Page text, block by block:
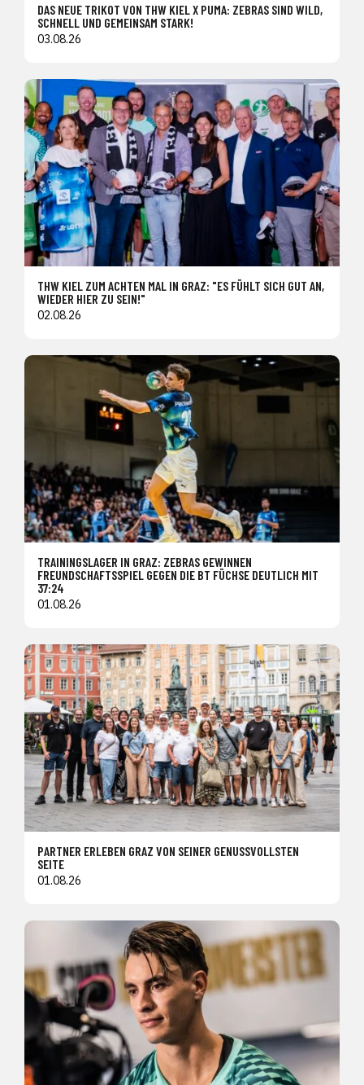
DAS NEUE TRIKOT VON THW KIEL X PUMA: ZEBRAS SIND WILD,
SCHNELL UND GEMEINSAM STARK!
03.08.26
THW KIEL ZUM ACHTEN MAL IN GRAZ: "ES FÜHLT SICH GUT AN,
WIEDER HIER ZU SEIN!"
02.08.26
TRAININGSLAGER IN GRAZ: ZEBRAS GEWINNEN
FREUNDSCHAFTSSPIEL GEGEN DIE BT FÜCHSE DEUTLICH MIT
37:24
01.08.26
PARTNER ERLEBEN GRAZ VON SEINER GENUSSVOLLSTEN
SEITE
01.08.26